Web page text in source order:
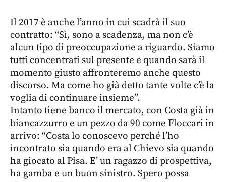
Il 2017 è anche l’anno in cui scadrà il suo
contratto: “Sì, sono a scadenza, ma non c’è
alcun tipo di preoccupazione a riguardo. Siamo
tutti concentrati sul presente e quando sarà il
momento giusto affronteremo anche questo
discorso. Ma come ho già detto tante volte c’è la
voglia di continuare insieme”.
Intanto tiene banco il mercato, con Costa già in
biancazzurro e un pezzo da 90 come Floccari in
arrivo: “Costa lo conoscevo perché l’ho
incontrato sia quando era al Chievo sia quando
ha giocato al Pisa. E’ un ragazzo di prospettiva,
ha gamba e un buon sinistro. Spero possa